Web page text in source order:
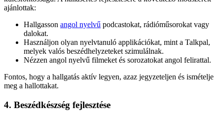
ajánlottak:
Hallgasson angol nyelvű podcastokat, rádióműsorokat vagy
dalokat.
Használjon olyan nyelvtanuló applikációkat, mint a Talkpal,
melyek valós beszédhelyzeteket szimulálnak.
Nézzen angol nyelvű filmeket és sorozatokat angol felirattal.
Fontos, hogy a hallgatás aktív legyen, azaz jegyzeteljen és ismételje
meg a hallottakat.
4. Beszédkészség fejlesztése